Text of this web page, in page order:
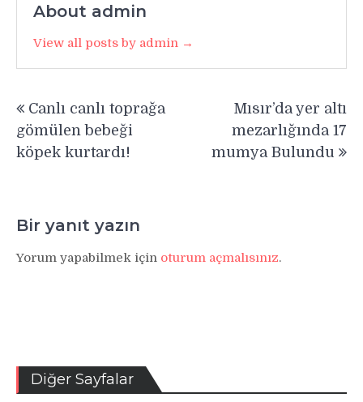
About admin
View all posts by admin →
gezinmesi
Canlı canlı toprağa
gömülen bebeği
köpek kurtardı!
Mısır’da yer altı
mezarlığında 17
mumya Bulundu
Bir yanıt yazın
Yorum yapabilmek için oturum açmalısınız.
Diğer Sayfalar